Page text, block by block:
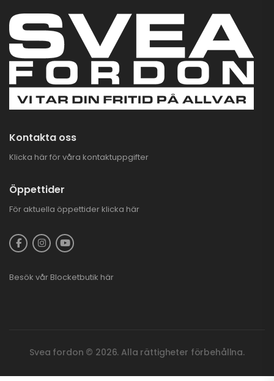
Kontakta oss
Klicka här för våra kontaktuppgifter
Öppettider
För aktuella öppettider klicka här
Besök vår Blocketbutik här
Svea fordon © 2026. Alla rättigheter förbehållna.